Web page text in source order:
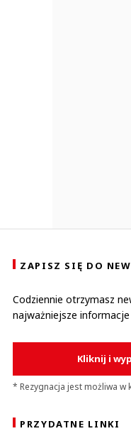
ZAPISZ SIĘ DO
Codziennie otrzymasz
najważniejsze
Kliknij i
* Rezygnacja jest możliwa w
PRZYDATNE LINKI